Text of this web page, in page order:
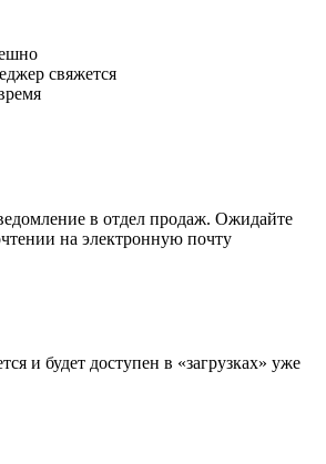
свяжется
в отдел продаж. Ожидайте
на электронную почту
и будет доступен в «загрузках» уже